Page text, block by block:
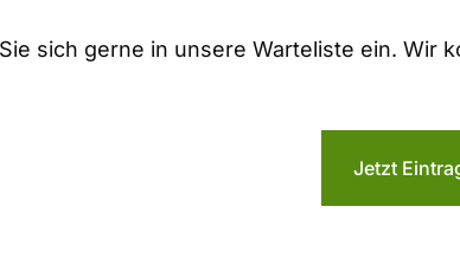
sich gerne in unsere Warteliste ein. Wir
Jetzt